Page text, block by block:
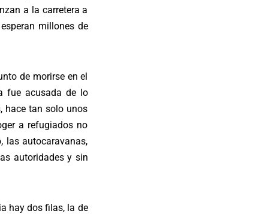
a la carretera a
millones de
de morirse en el
fue acusada de lo
hace tan solo unos
a refugiados no
las autocaravanas,
autoridades y sin
hay dos filas, la de